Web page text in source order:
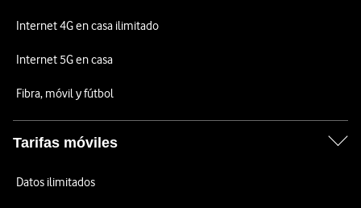
Internet 4G en casa ilimitado
Internet 5G en casa
Fibra, móvil y fútbol
Tarifas móviles
Datos ilimitados